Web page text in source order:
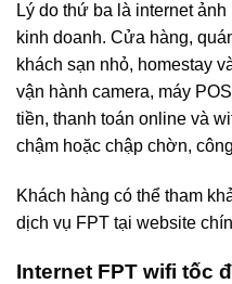
Lý do thứ ba là internet
kinh doanh. Cửa hàng,
khách sạn nhỏ, homestay
vận hành camera, máy
tiền, thanh toán online và
chậm hoặc chập chờn,
Khách hàng có thể tham
dịch vụ FPT tại website
Internet FPT wifi tốc